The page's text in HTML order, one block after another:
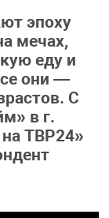
эпоху
мечах,
еду и
они —
С
в г.
ТВР24»